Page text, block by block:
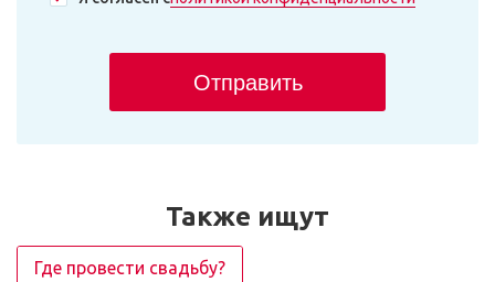
Отправить
Также ищут
Где провести свадьбу?